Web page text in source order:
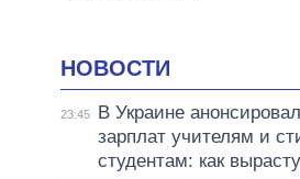
НОВОСТИ
23:45
В Украине
зарплат учителям и
студентам: как